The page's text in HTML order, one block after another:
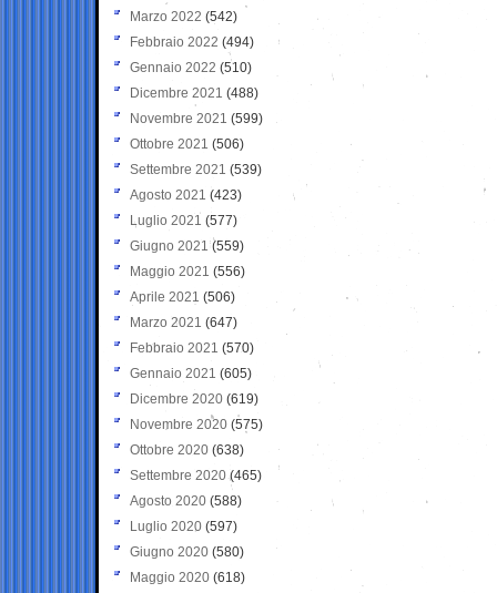
Marzo 2022 (542)
Febbraio 2022 (494)
Gennaio 2022 (510)
Dicembre 2021 (488)
Novembre 2021 (599)
Ottobre 2021 (506)
Settembre 2021 (539)
Agosto 2021 (423)
Luglio 2021 (577)
Giugno 2021(559)
Maggio 2021 (556)
Aprile 2021 (506)
Marzo 2021 (647)
Febbraio 2021 (570)
Gennaio 2021 (605)
Dicembre 2020 (619)
Novembre 2020 (575)
Ottobre 2020 (638)
Settembre 2020(465)
Agosto 2020 (588)
Luglio 2020 (597)
Giugno 2020 (580)
Maggio 2020 (618)